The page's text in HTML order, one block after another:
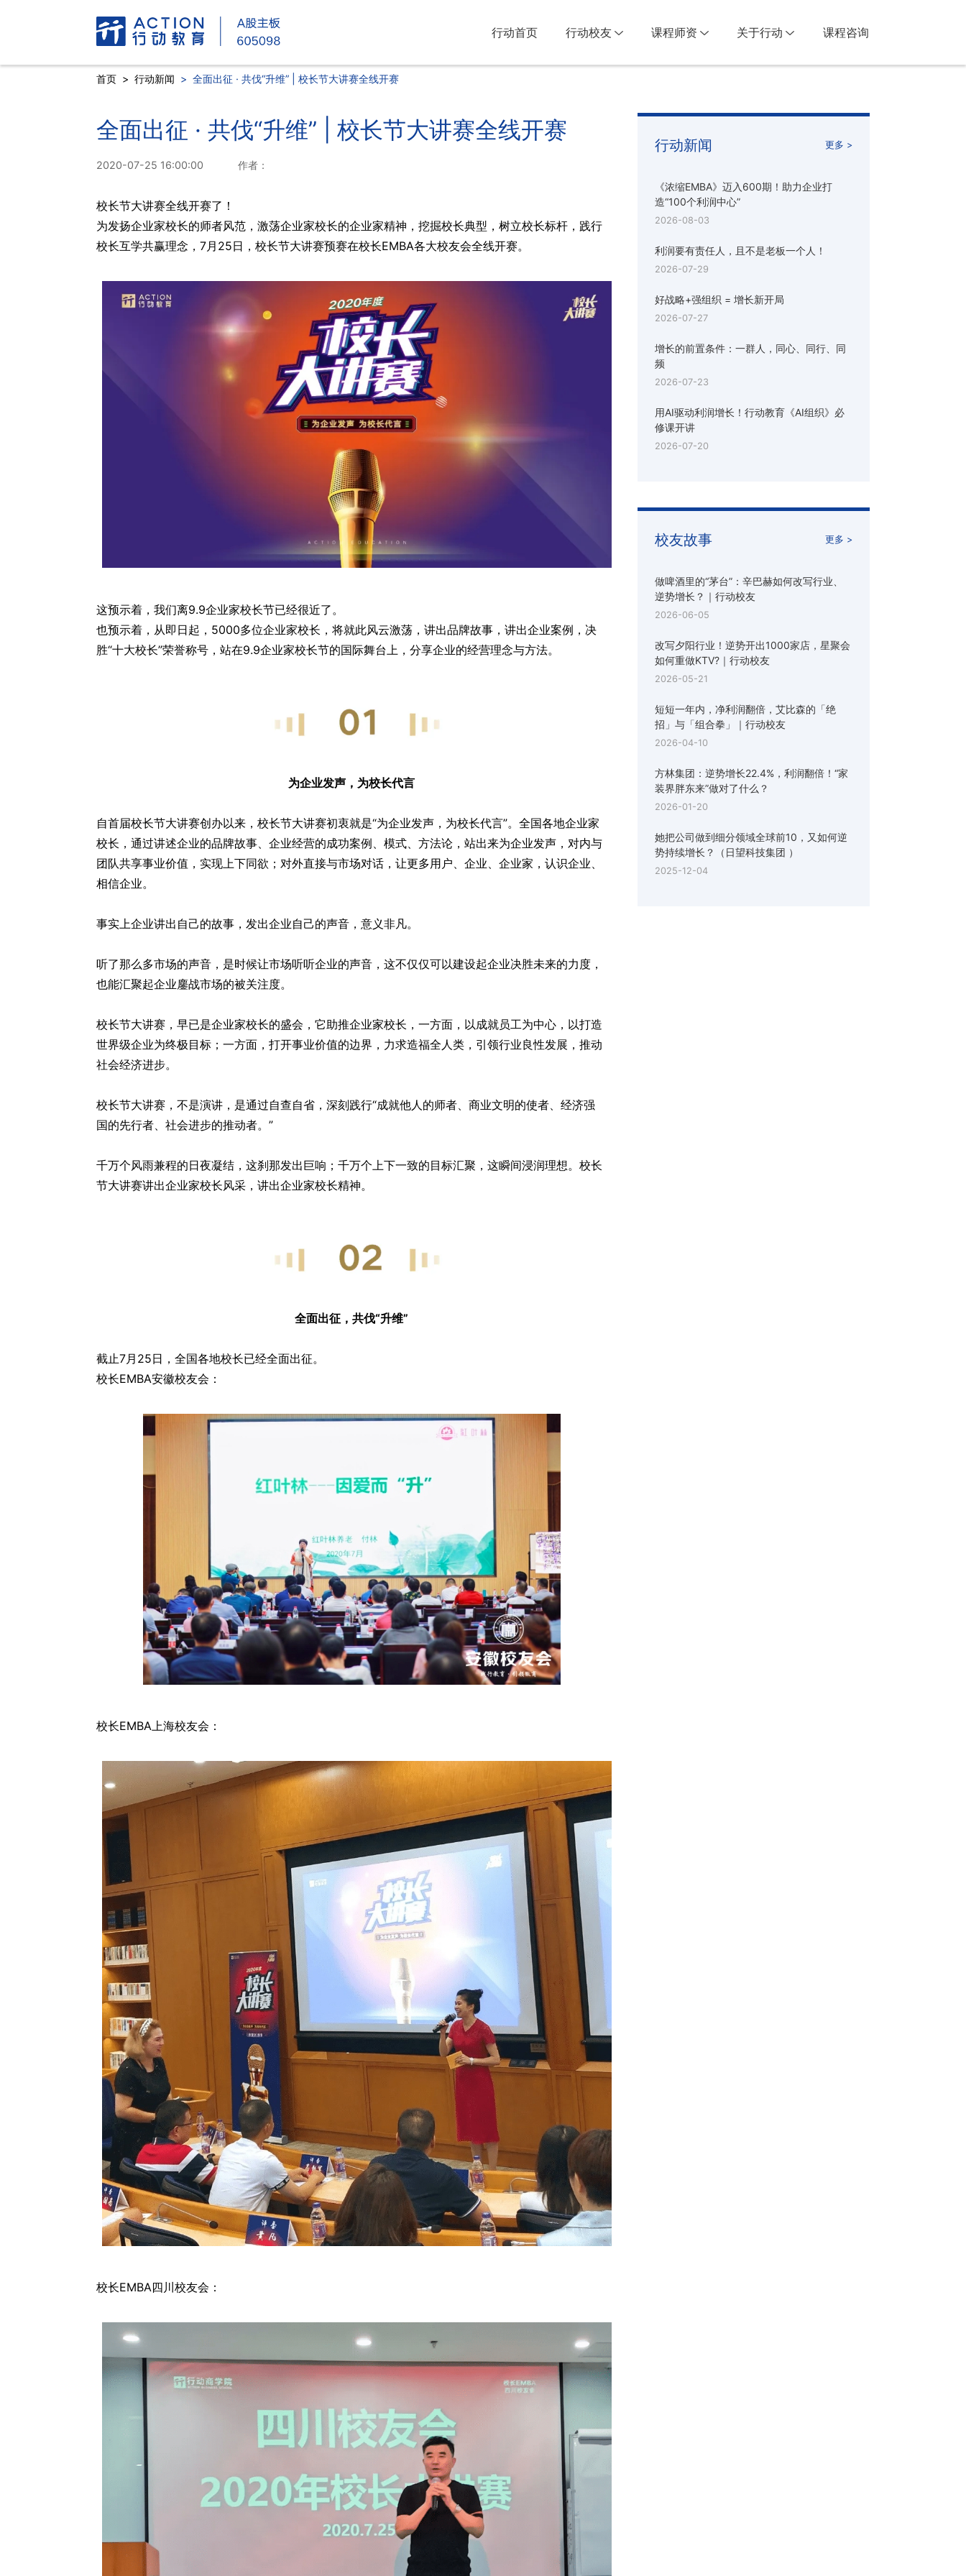
行动首页 行动校友 课程师资 关于行动 课程咨询
首页 > 行动新闻 > 全面出征 · 共伐“升维” | 校长节大讲赛全线开赛
全面出征 · 共伐“升维” | 校长节大讲赛全线开赛
2020-07-25 16:00:00 作者：
校长节大讲赛全线开赛了！
为发扬企业家校长的师者风范，激荡企业家校长的企业家精神，挖掘校长典型，树⽴校长标杆，践⾏
校长互学共赢理念，7月25日，校长节大讲赛预赛在校长EMBA各大校友会全线开赛。
这预示着，我们离9.9企业家校长节已经很近了。
也预示着，从即日起，5000多位企业家校长，将就此风云激荡，讲出品牌故事，讲出企业案例，决
胜“十大校长”荣誉称号，站在9.9企业家校长节的国际舞台上，分享企业的经营理念与方法。
为企业发声，为校长代言
自首届校长节大讲赛创办以来，校长节大讲赛初衷就是“为企业发声，为校长代言”。全国各地企业家
校长，通过讲述企业的品牌故事、企业经营的成功案例、模式、方法论，站出来为企业发声，对内与
团队共享事业价值，实现上下同欲；对外直接与市场对话，让更多用户、企业、企业家，认识企业、
相信企业。
事实上企业讲出自己的故事，发出企业自己的声音，意义非凡。
听了那么多市场的声音，是时候让市场听听企业的声音，这不仅仅可以建设起企业决胜未来的力度，
也能汇聚起企业鏖战市场的被关注度。
校长节大讲赛，早已是企业家校长的盛会，它助推企业家校长，一方面，以成就员工为中心，以打造
世界级企业为终极目标；一方面，打开事业价值的边界，力求造福全人类，引领行业良性发展，推动
社会经济进步。
校长节大讲赛，不是演讲，是通过自查自省，深刻践行“成就他人的师者、商业文明的使者、经济强
国的先行者、社会进步的推动者。”
千万个风雨兼程的日夜凝结，这刹那发出巨响；千万个上下一致的目标汇聚，这瞬间浸润理想。校长
节大讲赛讲出企业家校长风采，讲出企业家校长精神。
全面出征，共伐“升维”
截止7月25日，全国各地校长已经全面出征。
校长EMBA安徽校友会：
校长EMBA上海校友会：
校长EMBA四川校友会：
行动新闻 更多 >
《浓缩EMBA》迈入600期！助力企业打
造“100个利润中心”
2026-08-03
利润要有责任人，且不是老板一个人！
2026-07-29
好战略+强组织 = 增长新开局
2026-07-27
增长的前置条件：一群人，同心、同行、同
频
2026-07-23
用AI驱动利润增长！行动教育《AI组织》必
修课开讲
2026-07-20
校友故事 更多 >
做啤酒里的“茅台”：辛巴赫如何改写行业、
逆势增长？｜行动校友
2026-06-05
改写夕阳行业！逆势开出1000家店，星聚会
如何重做KTV?｜行动校友
2026-05-21
短短一年内，净利润翻倍，艾比森的「绝
招」与「组合拳」｜行动校友
2026-04-10
方林集团：逆势增长22.4%，利润翻倍！“家
装界胖东来”做对了什么？
2026-01-20
她把公司做到细分领域全球前10，又如何逆
势持续增长？（日望科技集团 ）
2025-12-04